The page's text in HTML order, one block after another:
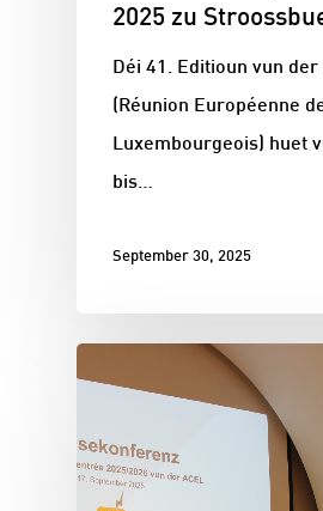
2025 zu
Déi 41. Editioun vun der
(Réunion Européenne
Luxembourgeois) huet
bis…
September 30, 2025